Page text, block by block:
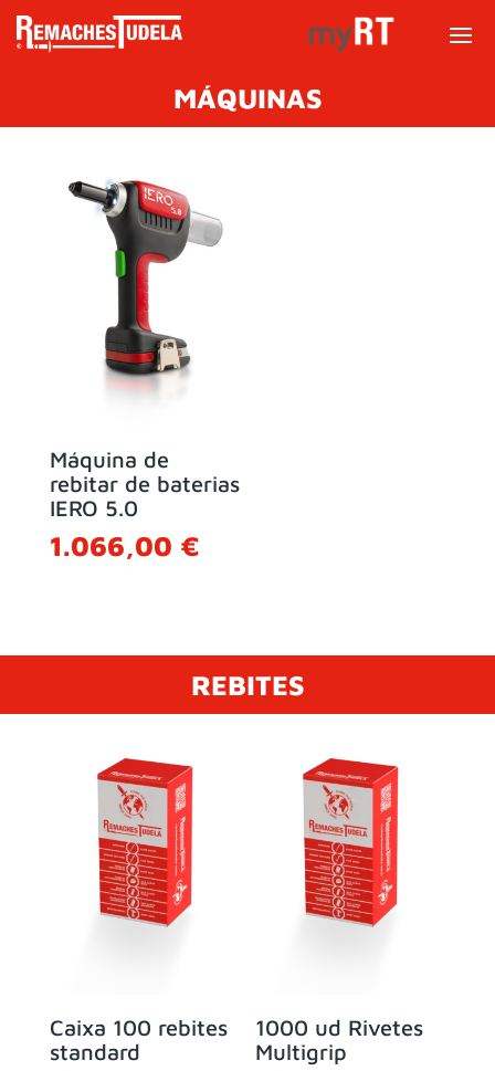
MÁQUINAS
Máquina de
rebitar de baterias
IERO 5.0
1.066,00 €
REBITES
Caixa 100 rebites
standard
1000 ud Rivetes
Multigrip